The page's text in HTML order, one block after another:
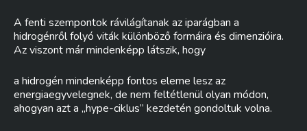
A fenti szempontok rávilágítanak az iparágban a
hidrogénről folyó viták különböző formáira és dimenzióira.
Az viszont már mindenképp látszik, hogy
a hidrogén mindenképp fontos eleme lesz az
energiaegyvelegnek, de nem feltétlenül olyan módon,
ahogyan azt a „hype-ciklus” kezdetén gondoltuk volna.